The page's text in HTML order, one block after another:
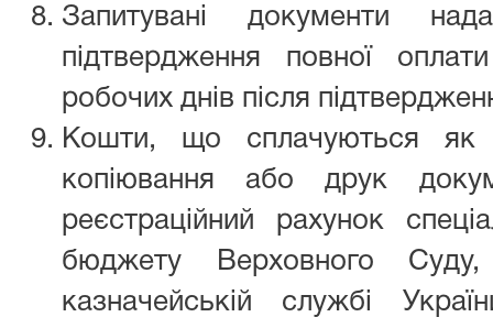
Запитувані документи
підтвердження повної
робочих днів після
Кошти, що сплачуються як
копіювання або друк
реєстраційний рахунок
бюджету Верховного
казначейській службі